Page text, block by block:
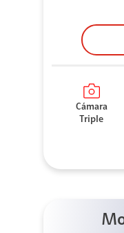
Cámara
Triple